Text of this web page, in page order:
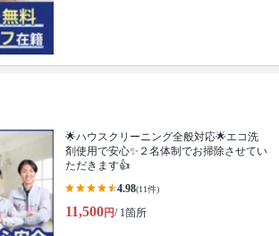
🌟ハウスクリーニング全般対応🌟エコ洗
剤使用で安心✨２名体制でお掃除させてい
ただきます👍
4.98(11件)
11,500円/ 1箇所